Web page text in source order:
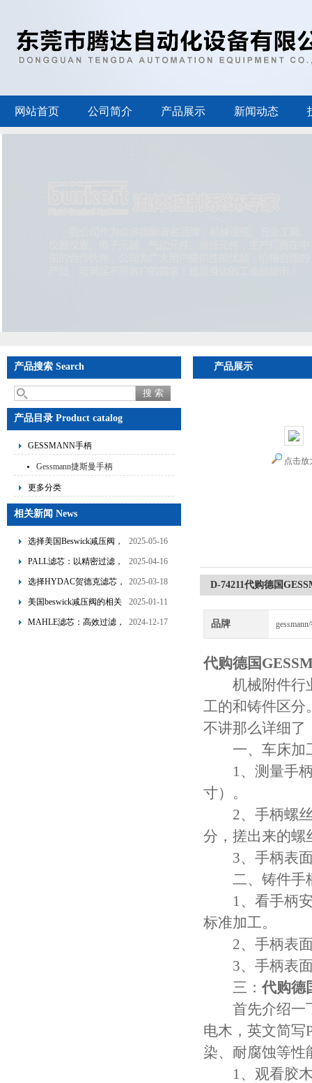
网站首页 公司简介 产品展示 新闻动态
产品搜索 Search
产品目录 Product catalog
GESSMANN手柄
Gessmann捷斯曼手柄
更多分类
相关新闻 News
选择美国Beswick减压阀，
提升流体系统效率
2025-05-16
PALL滤芯：以精密过滤，
为工业流体筑起“隐形安全
2025-04-16
选择HYDAC贺德克滤芯，
享受精准过滤与稳定性能
2025-03-18
美国beswick减压阀的相关
知识
2025-01-11
MAHLE滤芯：高效过滤，
2024-12-17
产品展示
点击放
D-74211代购德国
品牌
代购德国
机械附件行业
工的和铸件区分
不讲那么详细了
一、车床加
1、测量手柄
寸）。
2、手柄螺丝
分，搓出来的螺
3、手柄表面
二、铸件手
1、看手柄安
标准加工。
2、手柄表面
3、手柄表面
三： 代购德
首先介绍一下
电木，英文简写
染、耐腐蚀等性
1、观看胶木